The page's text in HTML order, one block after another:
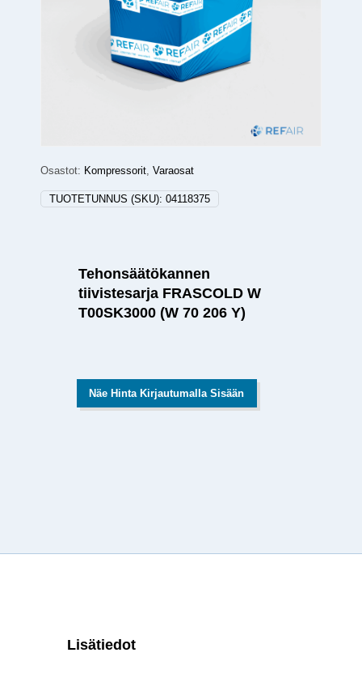
Osastot: Kompressorit, Varaosat
TUOTETUNNUS (SKU): 04118375
Tehonsäätökannen
tiivistesarja FRASCOLD W
T00SK3000 (W 70 206 Y)
Näe Hinta Kirjautumalla Sisään
Lisätiedot